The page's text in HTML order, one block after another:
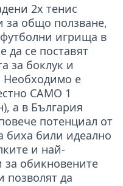
2х тенис
за общо ползване,
игрища в
да се поставят
за боклук и
Необходимо е
САМО 1
а в България
потенциал от
биха били идеално
и най-
за обикновените
позволят да